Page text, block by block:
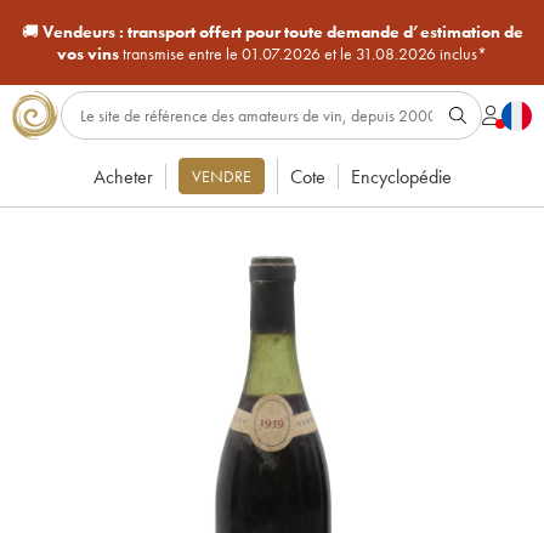
🚚Vendeurs : transport offert pour toute demande d’estimation de
vos vinstransmise entre le 01.07.2026 et le 31.08.2026 inclus*
Acheter VENDRE Cote Encyclopédie